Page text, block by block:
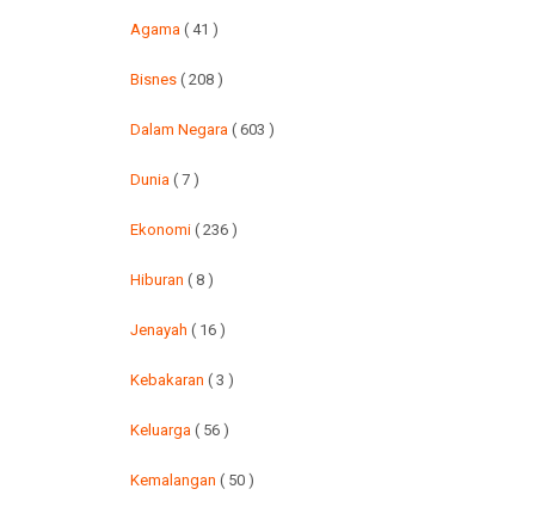
Agama ( 41 )
Bisnes ( 208 )
Dalam Negara ( 603 )
Dunia ( 7 )
Ekonomi ( 236 )
Hiburan ( 8 )
Jenayah ( 16 )
Kebakaran ( 3 )
Keluarga ( 56 )
Kemalangan ( 50 )